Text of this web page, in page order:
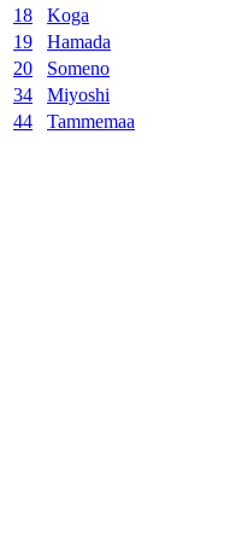
18
Koga
19
Hamada
20
Someno
34
Miyoshi
44
Tammemaa